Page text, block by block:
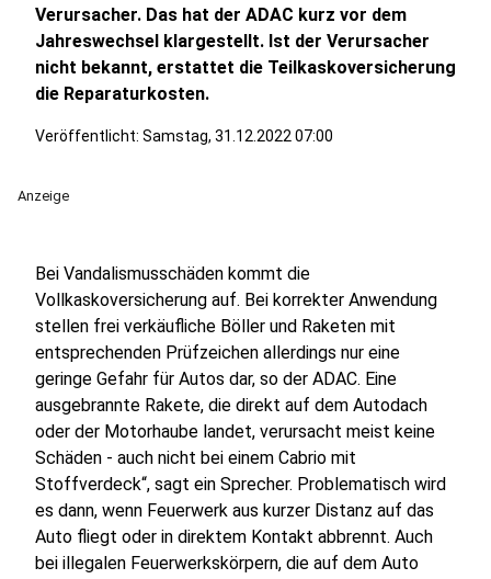
Verursacher. Das hat der ADAC kurz vor dem
Jahreswechsel klargestellt. Ist der Verursacher
nicht bekannt, erstattet die Teilkaskoversicherung
die Reparaturkosten.
Veröffentlicht: Samstag, 31.12.2022 07:00
Anzeige
Bei Vandalismusschäden kommt die
Vollkaskoversicherung auf. Bei korrekter Anwendung
stellen frei verkäufliche Böller und Raketen mit
entsprechenden Prüfzeichen allerdings nur eine
geringe Gefahr für Autos dar, so der ADAC. Eine
ausgebrannte Rakete, die direkt auf dem Autodach
oder der Motorhaube landet, verursacht meist keine
Schäden - auch nicht bei einem Cabrio mit
Stoffverdeck“, sagt ein Sprecher. Problematisch wird
es dann, wenn Feuerwerk aus kurzer Distanz auf das
Auto fliegt oder in direktem Kontakt abbrennt. Auch
bei illegalen Feuerwerkskörpern, die auf dem Auto